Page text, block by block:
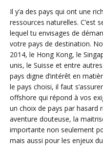
Il y’a des pays qui ont une
ressources naturelles. C’est
lequel tu envisages de
votre pays de destination.
2014, le Hong Kong, le
unis, le Suisse et entre
pays digne d’intérêt en
le pays choisi, il faut
offshore qui répond à vos
un choix de pays par hasard
aventure douteuse, la
importante non seulement
mais aussi pour les enjeux